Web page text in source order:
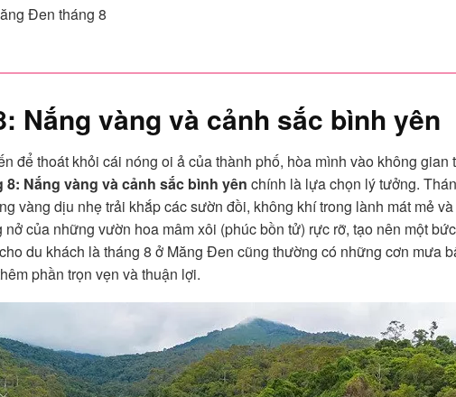
Đen tháng 8
Nắng vàng và cảnh sắc bình yên
để thoát khỏi cái nóng oi ả của thành phố, hòa mình vào không
8: Nắng vàng và cảnh sắc bình yên chính là lựa chọn lý tưởng.
vàng dịu nhẹ trải khắp các sườn đồi, không khí trong lành mát mẻ
của những vườn hoa mâm xôi (phúc bồn tử) rực rỡ, tạo nên một
du khách là tháng 8 ở Măng Đen cũng thường có những cơn mưa
phần trọn vẹn và thuận lợi.